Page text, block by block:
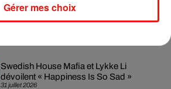
3 août 2026
31 juillet 2026
Swedish House Mafia et Lykke Li
dévoilent « Happiness Is So Sad »
Gérer mes choix